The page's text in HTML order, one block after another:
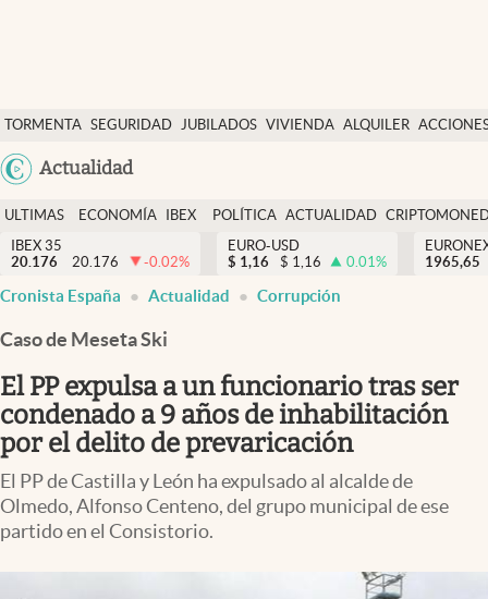
TORMENTA SEGURIDAD JUBILADOS VIVIENDA ALQUILER
USA
Actualidad
Economía y finanzas
Política
Actualidad
Criptomonedas
España
ULTIMAS
NOTICIAS
ECONOMÍA
FINANZAS
IBEX
EURO
POLÍTICA ACTUALIDAD
IBEX 35
20.176
20.176 -0.02%
EURO-USD
$ 1,16 $ 1,16 0.01%
1965,65
Cronista España Actualidad Corrupción
Caso de Meseta Ski
El PP expulsa a un funcionario tras ser
condenado a 9 años de inhabilitación
por el delito de prevaricación
El PP de Castilla y León ha expulsado al alcalde de
Olmedo, Alfonso Centeno, del grupo municipal de ese
partido en el Consistorio.